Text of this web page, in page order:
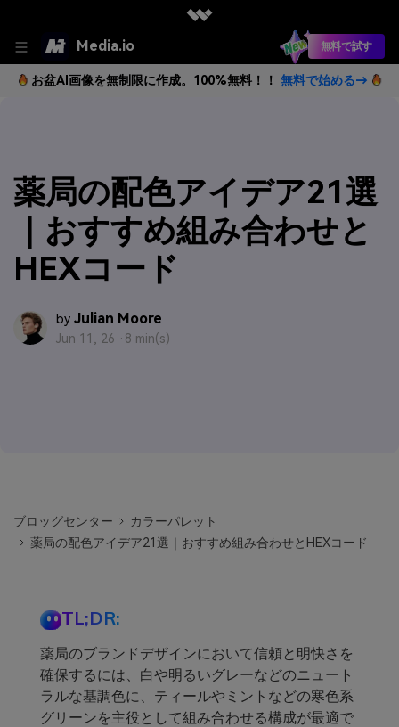
Media.io 無料で試す
お盆AI画像を無制限に作成。100%無料！！ 無料で始める→
薬局の配色アイデア21選
｜おすすめ組み合わせと
HEXコード
by Julian Moore
Jun 11, 26 · 8 min(s)
ブロッグセンター
カラーパレット
薬局の配色アイデア21選｜おすすめ組み合わせとHEXコード
TL;DR:
薬局のブランドデザインにおいて信頼と明快さを
確保するには、白や明るいグレーなどのニュート
ラルな基調色に、ティールやミントなどの寒色系
グリーンを主役として組み合わせる構成が最適で